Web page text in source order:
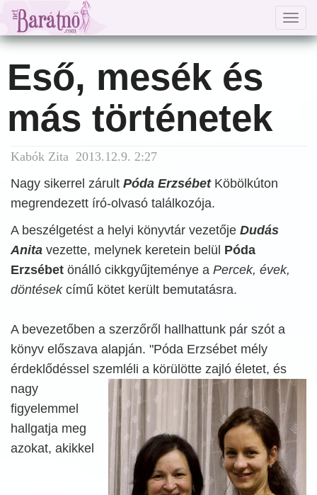
Eső, mesék és
más történetek
Kabók Zita 2013.12.9. 2:27
Nagy sikerrel zárult Póda ErzsébetKöbölkúton
megrendezett író-olvasó találkozója.
A beszélgetést a helyi könyvtár vezetője Dudás
Anita vezette, melynek keretein belül Póda
Erzsébet önálló cikkgyűjteménye a Percek, évek,
döntésekcímű kötet került bemutatásra.
A bevezetőben a szerzőről hallhattunk pár szót a
könyv előszava alapján. "Póda Erzsébet mély
érdeklődéssel szemléli a körülötte zajló életet, és
nagy
figyelemmel
hallgatja meg
azokat, akikkel